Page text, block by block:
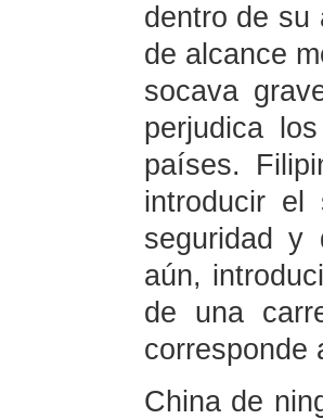
dentro de su
de alcance
socava
perjudica
países.
introducir el
seguridad y
aún,
de una
corresponde
China de